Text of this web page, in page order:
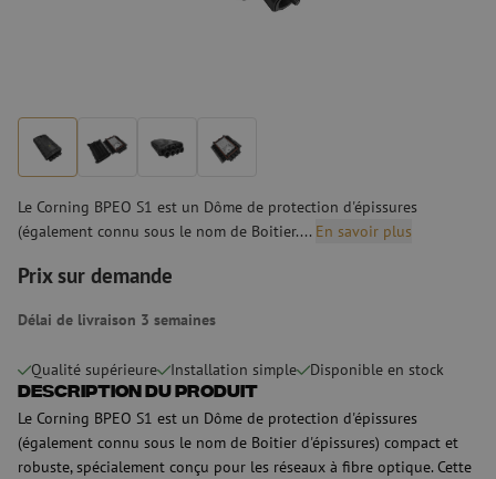
Le Corning BPEO S1 est un Dôme de protection d'épissures
(également connu sous le nom de Boitier.... En savoir plus
Prix sur demande
Délai de livraison 3 semaines
Qualité supérieure Installation simple Disponible en stock
Description du produit
Le Corning BPEO S1 est un Dôme de protection d'épissures
(également connu sous le nom de Boitier d'épissures) compact et
robuste, spécialement conçu pour les réseaux à fibre optique. Cette